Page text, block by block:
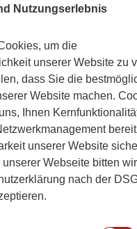
Nutzungserlebnis
um die
unserer Website zu
dass Sie die
Website machen.
Ihnen
unserer Website
Webseite bitten
nach der
helfen!